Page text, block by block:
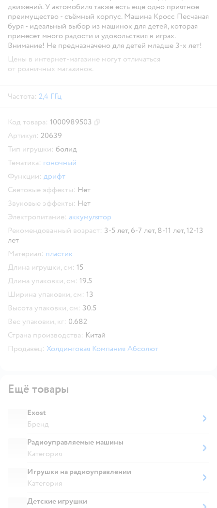
движений. У автомобиля также есть еще одно приятное
преимущество - съёмный корпус. Машина Кросс Песчаная
буря - идеальный выбор из машинок для детей, которая
принесет много радости и удовольствия в играх.
Внимание! Не предназначено для детей младше 3-х лет!
Цены в интернет-магазине могут отличаться
от розничных магазинов.
Частота: 2,4 ГГц
Код товара: 1000989503
Артикул: 20639
Тип игрушки: болид
Тематика: гоночный
Функции: дрифт
Световые эффекты: Нет
Звуковые эффекты: Нет
Электропитание: аккумулятор
Рекомендованный возраст: 3-5 лет, 6-7 лет, 8-11 лет,12-13
лет
Материал: пластик
Длина игрушки, см: 15
Длина упаковки, см: 19.5
Ширина упаковки, см: 13
Высота упаковки, см: 30.5
Вес упаковки, кг: 0.682
Страна производства: Китай
Продавец: Холдинговая Компания Абсолют
Ещё товары
Exost
Бренд
Радиоуправляемые машины
Категория
Игрушки на радиоуправлении
Категория
Детские игрушки